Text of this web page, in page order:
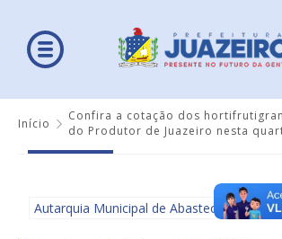
Início
Confira a cotação dos
do Produtor de Juazeiro nesta
Autarquia Municipal de Abastecimento -